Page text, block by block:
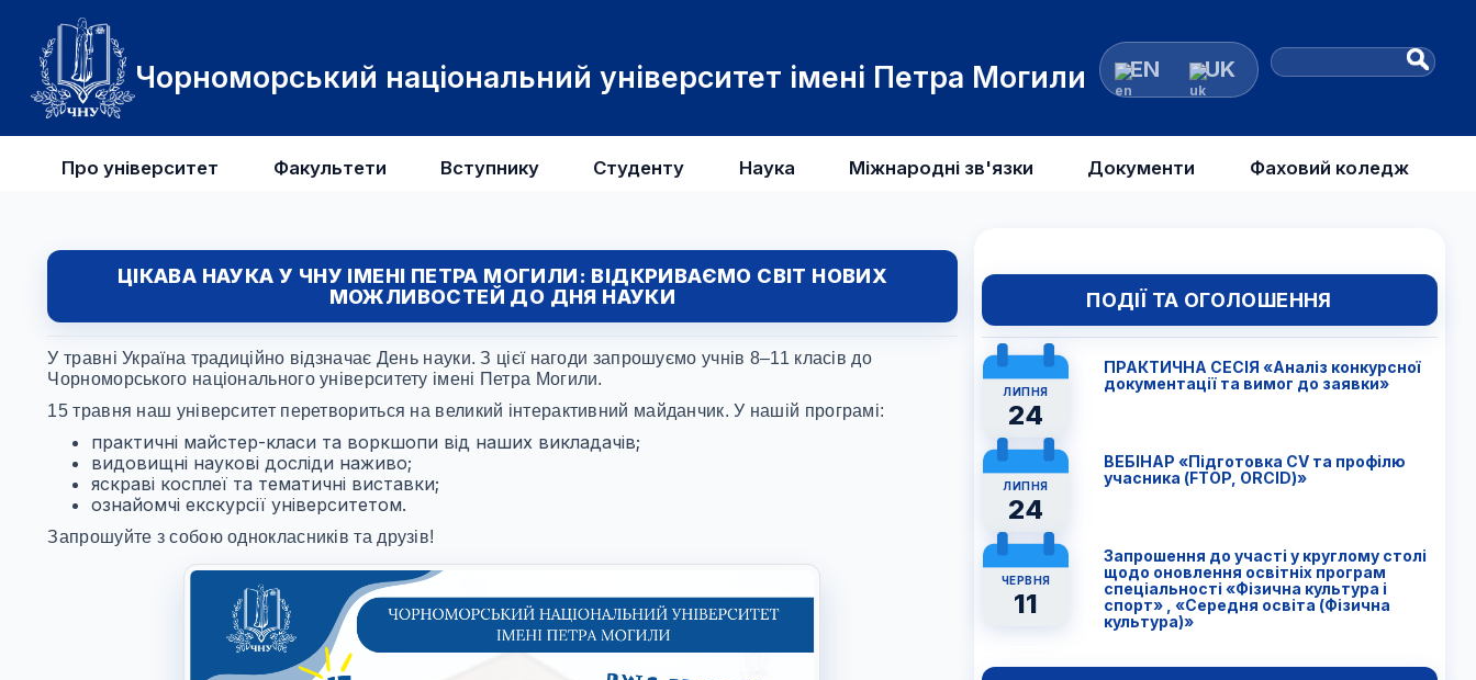
Чорноморський національний університет імені Петра Могили
Про університет Факультети Вступнику Студенту Наука Міжнародні зв'язки Документи Фаховий коледж
ЦІКАВА НАУКА У ЧНУ ІМЕНІ ПЕТРА МОГИЛИ: ВІДКРИВАЄМО СВІТ НОВИХ
МОЖЛИВОСТЕЙ ДО ДНЯ НАУКИ
У травні Україна традиційно відзначає День науки. З цієї нагоди запрошуємо учнів 8–11 класів до
Чорноморського національного університету імені Петра Могили.
15 травня наш університет перетвориться на великий інтерактивний майданчик. У нашій програмі:
практичні майстер-класи та воркшопи від наших викладачів;
видовищні наукові досліди наживо;
яскраві косплеї та тематичні виставки;
ознайомчі екскурсії університетом.
Запрошуйте з собою однокласників та друзів!
ПОДІЇ ТА ОГОЛОШЕННЯ
ЛИПНЯ
24
ПРАКТИЧНА СЕСІЯ «Аналіз конкурсної
документації та вимог до заявки»
ЛИПНЯ
24
ВЕБІНАР «Підготовка CV та профілю
учасника (FTОP, ORCID)»
ЧЕРВНЯ
11
Запрошення до участі у круглому столі
щодо оновлення освітніх програм
спеціальності «Фізична культура і
спорт» , «Середня освіта (Фізична
культура)»
EN UK